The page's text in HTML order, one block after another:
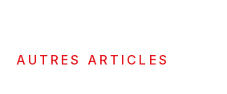
AUTRES ARTICLES